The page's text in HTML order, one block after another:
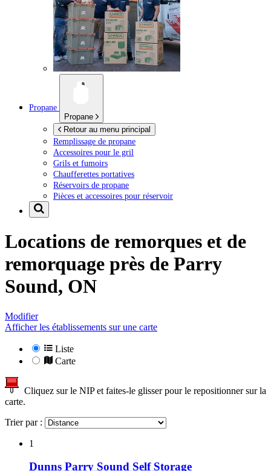
Propane
Propane
Retour au menu principal
Remplissage de propane
Accessoires pour le gril
Grils et fumoirs
Chaufferettes portatives
Réservoirs de propane
Pièces et accessoires pour réservoir
Locations de remorques et de
remorquage près de Parry
Sound, ON
Modifier
Afficher les établissements sur une carte
Liste
Carte
Cliquez sur le NIP et faites-le glisser pour le repositionner sur la
carte.
Trier par :
1
Dunns Parry Sound Self Storage